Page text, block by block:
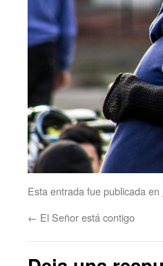
Esta entrada fue publicada en
← El Señor está contigo